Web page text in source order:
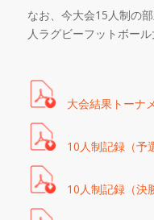
なお、今大会15 人制の
人ラグビーフットボー
大会結果トーナ
10人制記録（予
10人制記録（決